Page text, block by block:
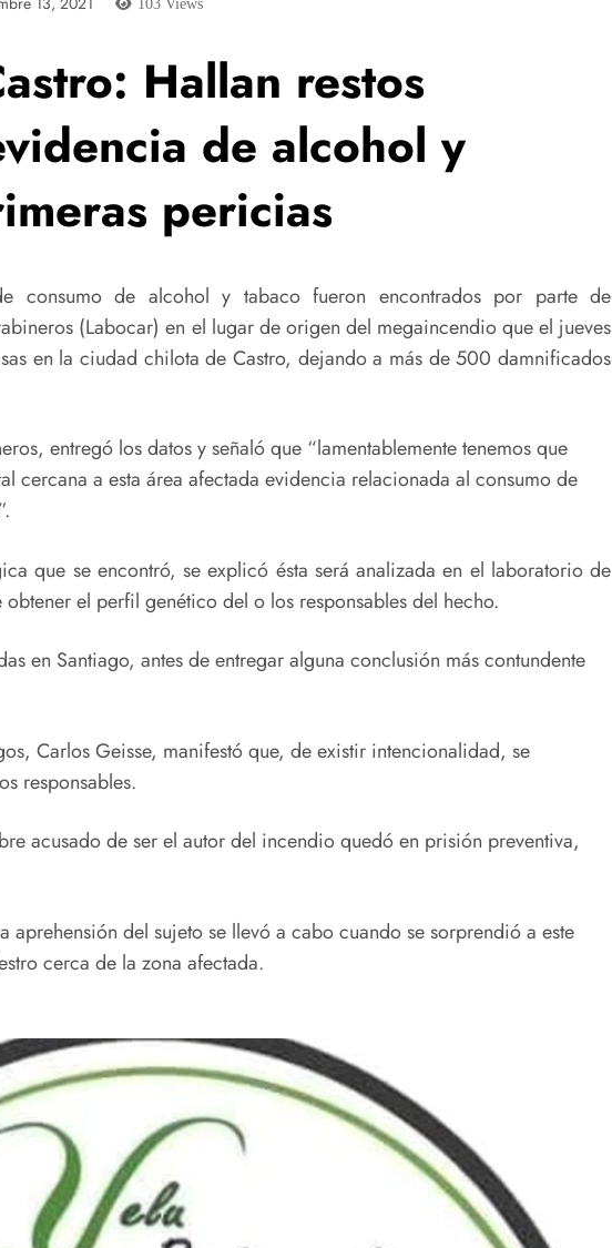
103 Views
Hallan restos
de alcohol y
pericias
consumo de alcohol y tabaco fueron encontrados por parte de
(Labocar) en el lugar de origen del megaincendio que el jueves
en la ciudad chilota de Castro, dejando a más de 500 damnificados
entregó los datos y señaló que “lamentablemente tenemos que
cercana a esta área afectada evidencia relacionada al consumo de
que se encontró, se explicó ésta será analizada en el laboratorio de
el perfil genético del o los responsables del hecho.
en Santiago, antes de entregar alguna conclusión más contundente
Carlos Geisse, manifestó que, de existir intencionalidad, se
responsables.
acusado de ser el autor del incendio quedó en prisión preventiva,
aprehensión del sujeto se llevó a cabo cuando se sorprendió a este
cerca de la zona afectada.